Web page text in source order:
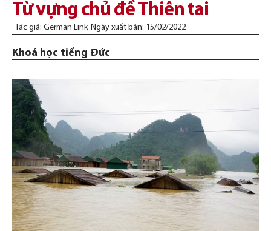
Từ vựng chủ đề Thiên tai
Tác giả: German Link Ngày xuất bản: 15/02/2022
Khoá học tiếng Đức